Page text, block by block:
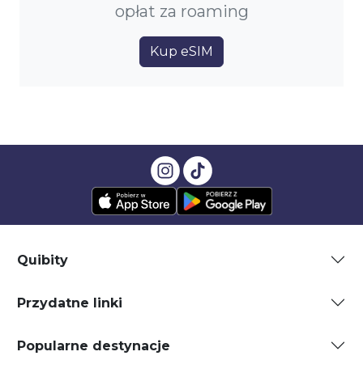
opłat za roaming
Kup eSIM
Quibity
Przydatne linki
Popularne destynacje